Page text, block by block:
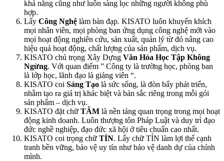
khả năng cũng như luôn sàng lọc những người không phù
hợp.
Lấy Công Nghệ làm bàn đạp. KISATO luôn khuyến khích
mọi nhân viên, mọi phòng ban ứng dụng công nghệ mới vào
mọi hoạt động nghiên cứu, sản xuất, quản lý từ đó nâng cao
hiệu quả hoạt động, chất lượng của sản phẩm, dịch vụ.
KISATO chú trọng Xây Dựng Văn Hóa Học Tập Không
Ngừng. Với quan điểm ” Công ty là trường học, phòng ban
là lớp học, lãnh đạo là giảng viên “.
KISATO coi Sáng Tạo là sức sống, là đòn bẩy phát triển,
nhằm tạo ra giá trị khác biệt và bản sắc riêng trong mỗi gói
sản phẩm – dịch vụ.
KISATO đặt chữ TÂM là nền tảng quan trọng trong mọi hoạt
động kinh doanh. Luôn thượng tôn Pháp Luật và duy trì đạo
đức nghề nghiệp, đạo đức xã hội ở tiêu chuẩn cao nhất.
KISATO coi trọng chữ TÍN. Lấy chữ TÍN làm lợi thế cạnh
tranh bền vững, bảo vệ uy tín như bảo vệ danh dự của chính
mình.